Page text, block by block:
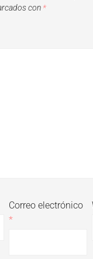
con *
Correo electrónico
*